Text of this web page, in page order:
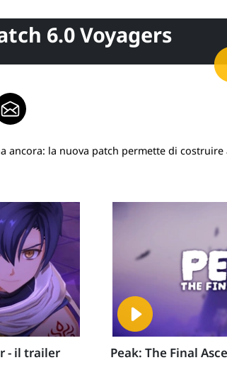
6.0 Voyagers
ancora: la nuova patch permette di
- il trailer
Peak: The Final